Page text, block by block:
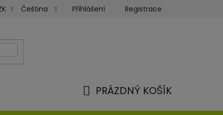
Moje objednávka
Čeština Přihlášení Registrace
PRÁZDNÝ KOŠÍK